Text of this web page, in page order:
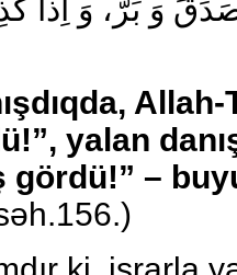
وَ بَرَّ، وَ اِذا
Allah-
yalan
gördü!” –